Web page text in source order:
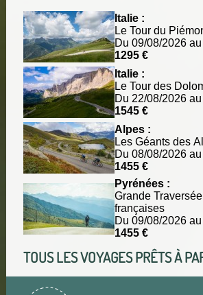
Italie :
Le Tour du
Du 09/08/2026
1295 €
Italie :
Le Tour des
Du 22/08/2026
1545 €
Alpes :
Les Géants des
Du 08/08/2026
1455 €
Pyrénées :
Grande
françaises
Du 09/08/2026
1455 €
TOUS LES VOYAGES PRÊTS À